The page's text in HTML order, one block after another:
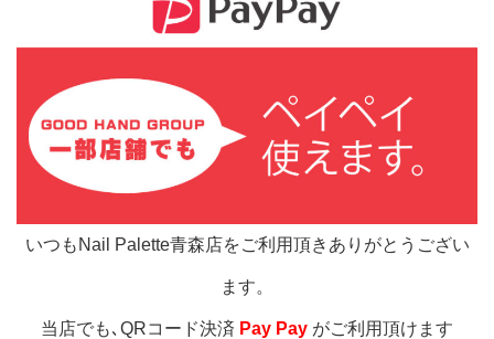
いつもNail Palette青森店をご利用頂きありがとうござい
ます。
当店でも､QRコード決済 Pay Pay がご利用頂けます